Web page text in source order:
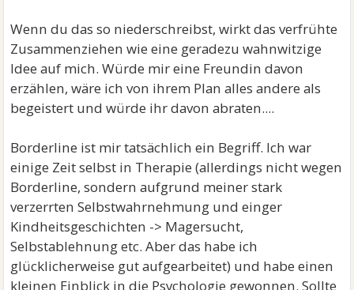
Wenn du das so niederschreibst, wirkt das verfrühte
Zusammenziehen wie eine geradezu wahnwitzige
Idee auf mich. Würde mir eine Freundin davon
erzählen, wäre ich von ihrem Plan alles andere als
begeistert und würde ihr davon abraten....
Borderline ist mir tatsächlich ein Begriff. Ich war
einige Zeit selbst in Therapie (allerdings nicht wegen
Borderline, sondern aufgrund meiner stark
verzerrten Selbstwahrnehmung und einger
Kindheitsgeschichten -> Magersucht,
Selbstablehnung etc. Aber das habe ich
glücklicherweise gut aufgearbeitet) und habe einen
kleinen Einblick in die Psychologie gewonnen. Sollte